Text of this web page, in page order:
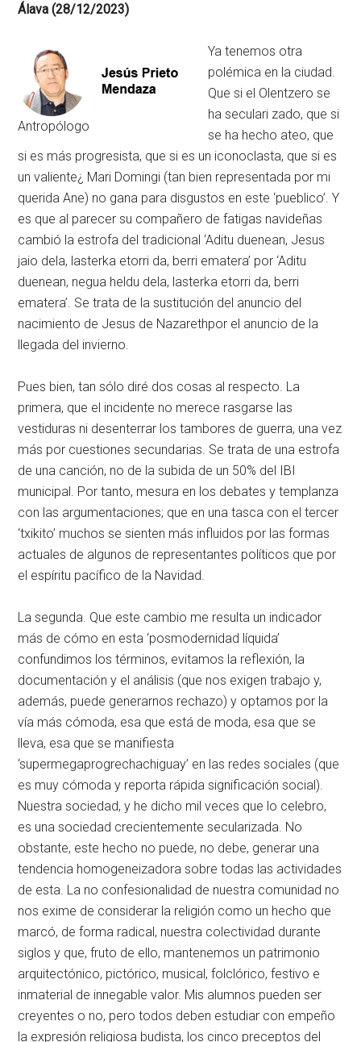
Álava (28/12/2023)
Antropólogo
Ya tenemos otra
polémica en la ciudad.
Que si el Olentzero se
ha seculari zado, que si
se ha hecho ateo, que
si es más progresista, que si es un iconoclasta, que si es
un valiente¿ Mari Domingi (tan bien representada por mi
querida Ane) no gana para disgustos en este ‘pueblico’. Y
es que al parecer su compañero de fatigas navideñas
cambió la estrofa del tradicional ‘Aditu duenean, Jesus
jaio dela, lasterka etorri da, berri ematera’ por ‘Aditu
duenean, negua heldu dela, lasterka etorri da, berri
ematera’. Se trata de la sustitución del anuncio del
nacimiento de Jesus de Nazarethpor el anuncio de la
llegada del invierno.
Pues bien, tan sólo diré dos cosas al respecto. La
primera, que el incidente no merece rasgarse las
vestiduras ni desenterrar los tambores de guerra, una vez
más por cuestiones secundarias. Se trata de una estrofa
de una canción, no de la subida de un 50% del IBI
municipal. Por tanto, mesura en los debates y templanza
con las argumentaciones; que en una tasca con el tercer
‘txikito’ muchos se sienten más influidos por las formas
actuales de algunos de representantes políticos que por
el espíritu pacífico de la Navidad.
La segunda. Que este cambio me resulta un indicador
más de cómo en esta ‘posmodernidad líquida’
confundimos los términos, evitamos la reflexión, la
documentación y el análisis (que nos exigen trabajo y,
además, puede generarnos rechazo) y optamos por la
vía más cómoda, esa que está de moda, esa que se
lleva, esa que se manifiesta
‘supermegaprogrechachiguay’ en las redes sociales (que
es muy cómoda y reporta rápida significación social).
Nuestra sociedad, y he dicho mil veces que lo celebro,
es una sociedad crecientemente secularizada. No
obstante, este hecho no puede, no debe, generar una
tendencia homogeneizadora sobre todas las actividades
de esta. La no confesionalidad de nuestra comunidad no
nos exime de considerar la religión como un hecho que
marcó, de forma radical, nuestra colectividad durante
siglos y que, fruto de ello, mantenemos un patrimonio
arquitectónico, pictórico, musical, folclórico, festivo e
inmaterial de innegable valor. Mis alumnos pueden ser
creyentes o no, pero todos deben estudiar con empeño
la expresión religiosa budista, los cinco preceptos del